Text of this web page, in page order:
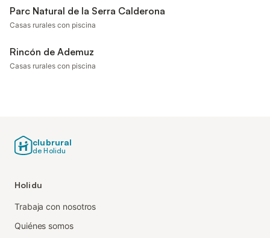
Parc Natural de la Serra Calderona
Casas rurales con piscina
Rincón de Ademuz
Casas rurales con piscina
clubrural
de Holidu
Holidu
Trabaja con nosotros
Quiénes somos